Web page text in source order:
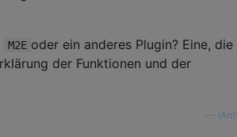
M2E oder ein anderes Plugin? Eine, die
der Funktionen und der